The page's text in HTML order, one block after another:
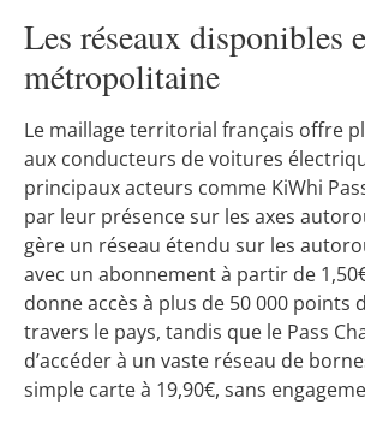
Les réseaux disponibles
métropolitaine
Le maillage territorial français offre
aux conducteurs de voitures
principaux acteurs comme KiWhi
par leur présence sur les axes
gère un réseau étendu sur les
avec un abonnement à partir de
donne accès à plus de 50 000 points
travers le pays, tandis que le Pass
d’accéder à un vaste réseau de
simple carte à 19,90€, sans